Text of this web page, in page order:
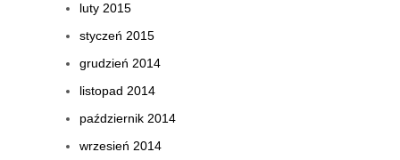
luty 2015
styczeń 2015
grudzień 2014
listopad 2014
październik 2014
wrzesień 2014